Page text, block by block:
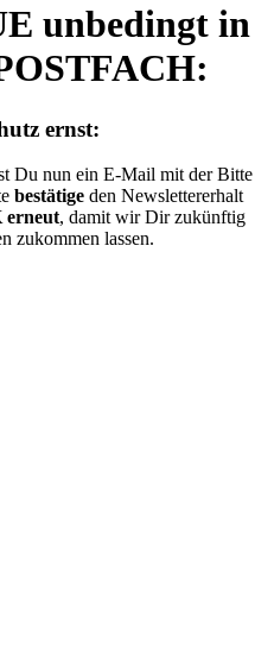
unbedingt in
ernst:
Du nun ein E-Mail mit der Bitte
bestätige den Newslettererhalt
erneut, damit wir Dir zukünftig
zukommen lassen.